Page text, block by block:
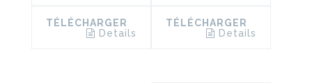
TÉLÉCHARGER
Details
TÉLÉCHARGER
Details